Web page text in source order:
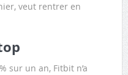
veut rentrer en
sur un an, Fitbit n’a